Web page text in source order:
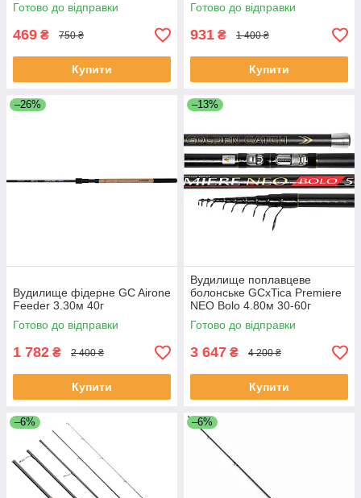
Готово до відправки
469 ₴ 750 ₴
Купити
Готово до відправки
931 ₴ 1 400 ₴
Купити
–26%
Вудилище фідерне GC Airone
Feeder 3.30м 40г
Готово до відправки
1 782 ₴ 2 400 ₴
Купити
–13%
Вудилище поплавцеве
болонське GCxTica Premiere
NEO Bolo 4.80м 30-60г
Готово до відправки
3 647 ₴ 4 200 ₴
Купити
–6% –6%